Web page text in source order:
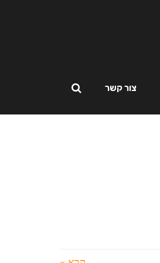
צור קשר